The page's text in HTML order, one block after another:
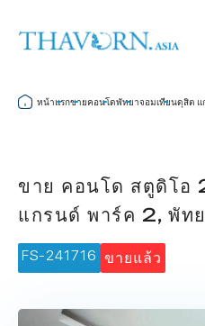
หน้าแรกขายคอนโดพัทยาจอมเทียนดุสิต แ
ขาย คอนโด สตูดิโอ
แกรนด์ พาร์ค 2, พัท
FS-241716 ขายแล้ว